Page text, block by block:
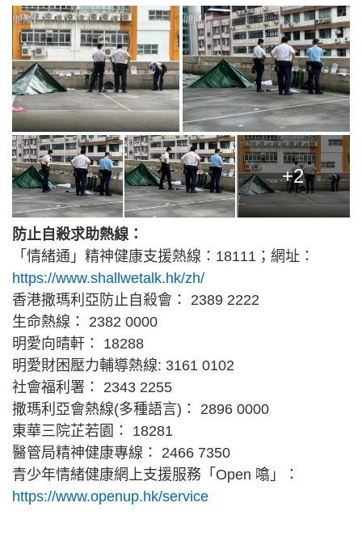
+2
防止自殺求助熱線：
「情緒通」精神健康支援熱線：18111；網址：
https://www.shallwetalk.hk/zh/
香港撒瑪利亞防止自殺會： 2389 2222
生命熱線： 2382 0000
明愛向晴軒： 18288
明愛財困壓力輔導熱線: 3161 0102
社會福利署： 2343 2255
撒瑪利亞會熱線(多種語言)： 2896 0000
東華三院芷若園： 18281
醫管局精神健康專線： 2466 7350
青少年情緒健康網上支援服務「Open 噏」：
https://www.openup.hk/service